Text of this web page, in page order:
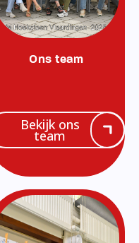
Ons team
Bekijk ons
team